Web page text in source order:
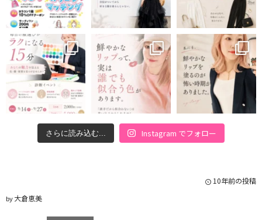
さらに読み込む... Instagram でフォロー
10年前の投稿
by大倉恵美